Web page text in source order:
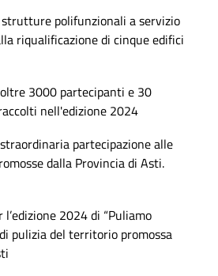
strutture polifunzionali a servizio
riqualificazione di cinque edifici
oltre 3000 partecipanti e 30
nell'edizione 2024
partecipazione alle
dalla Provincia di Asti.
l’edizione 2024 di “Puliamo
pulizia del territorio promossa